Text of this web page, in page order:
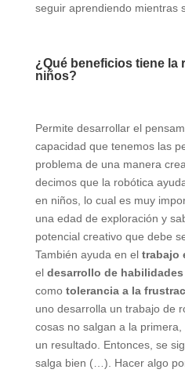
seguir aprendiendo mientras
¿Qué beneficios tiene la
niños?
Permite desarrollar el
capacidad que tenemos las
problema de una manera
decimos que la robótica
en niños, lo cual es muy
una edad de exploración y
potencial creativo que debe
También ayuda en eltrabajo
eldesarrollo de habilidades
como tolerancia a la
uno desarrolla un trabajo de
cosas no salgan a la
un resultado. Entonces, se
salga bien (…). Hacer algo